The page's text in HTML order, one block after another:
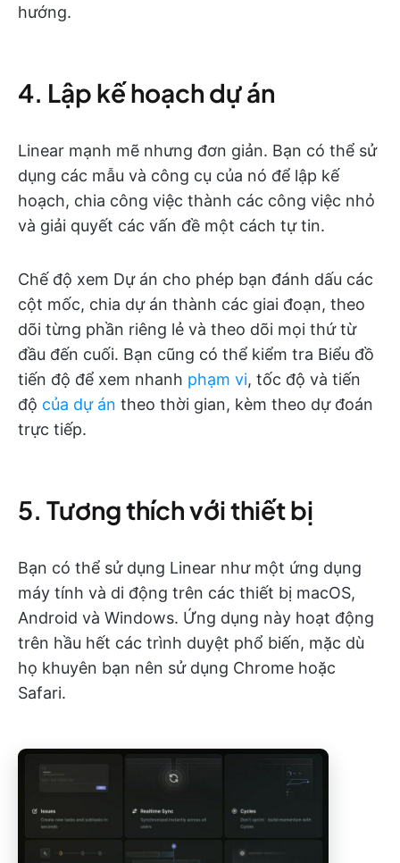
hướng.
4. Lập kế hoạch dự án
Linear mạnh mẽ nhưng đơn giản. Bạn có thể sử
dụng các mẫu và công cụ của nó để lập kế
hoạch, chia công việc thành các công việc nhỏ
và giải quyết các vấn đề một cách tự tin.
Chế độ xem Dự án cho phép bạn đánh dấu các
cột mốc, chia dự án thành các giai đoạn, theo
dõi từng phần riêng lẻ và theo dõi mọi thứ từ
đầu đến cuối. Bạn cũng có thể kiểm tra Biểu đồ
tiến độ để xem nhanh phạm vi, tốc độ và tiến
độ của dự án theo thời gian, kèm theo dự đoán
trực tiếp.
5. Tương thích với thiết bị
Bạn có thể sử dụng Linear như một ứng dụng
máy tính và di động trên các thiết bị macOS,
Android và Windows. Ứng dụng này hoạt động
trên hầu hết các trình duyệt phổ biến, mặc dù
họ khuyên bạn nên sử dụng Chrome hoặc
Safari.